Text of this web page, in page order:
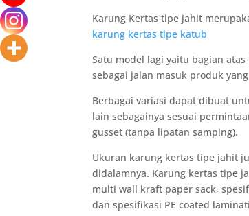
Karung Kertas tipe jahit
karung kertas tipe katub
Satu model lagi yaitu bagian
sebagai jalan masuk produk
Berbagai variasi dapat dibuat
lain sebagainya sesuai
gusset (tanpa lipatan samping).
Ukuran karung kertas tipe jahit
didalamnya. Karung kertas tipe
multi wall kraft paper sack,
dan spesifikasi PE coated